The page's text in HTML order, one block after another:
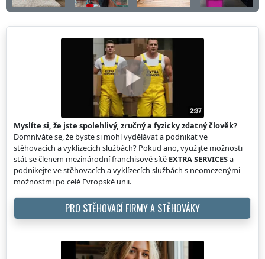
Myslíte si, že jste spolehlivý, zručný a fyzicky zdatný člověk?
Domníváte se, že byste si mohl vydělávat a podnikat ve
stěhovacích a vyklízecích službách? Pokud ano, využijte možnosti
stát se členem mezinárodní franchisové sítě EXTRA SERVICESa
podnikejte ve stěhovacích a vyklízecích službách s neomezenými
možnostmi po celé Evropské unii.
PRO STĚHOVACÍ FIRMY A STĚHOVÁKY